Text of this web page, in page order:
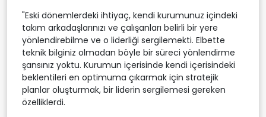
"Eski dönemlerdeki ihtiyaç, kendi kurumunuz içindeki
takım arkadaşlarınızı ve çalışanları belirli bir yere
yönlendirebilme ve o liderliği sergilemekti. Elbette
teknik bilginiz olmadan böyle bir süreci yönlendirme
şansınız yoktu. Kurumun içerisinde kendi içerisindeki
beklentileri en optimuma çıkarmak için stratejik
planlar oluşturmak, bir liderin sergilemesi gereken
özelliklerdi.